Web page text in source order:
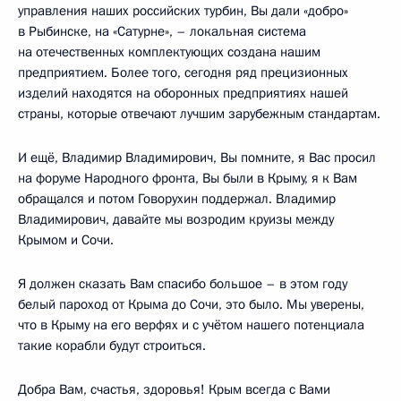
управления наших российских турбин, Вы дали «добро»
в Рыбинске, на «Сатурне», – локальная система
на отечественных комплектующих создана нашим
предприятием. Более того, сегодня ряд прецизионных
изделий находятся на оборонных предприятиях нашей
страны, которые отвечают лучшим зарубежным стандартам.
И ещё, Владимир Владимирович, Вы помните, я Вас просил
на форуме Народного фронта, Вы были в Крыму, я к Вам
обращался и потом Говорухин поддержал. Владимир
Владимирович, давайте мы возродим круизы между
Крымом и Сочи.
Я должен сказать Вам спасибо большое – в этом году
белый пароход от Крыма до Сочи, это было. Мы уверены,
что в Крыму на его верфях и с учётом нашего потенциала
такие корабли будут строиться.
Добра Вам, счастья, здоровья! Крым всегда с Вами